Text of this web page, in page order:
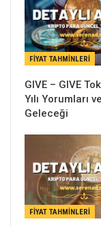
FIYAT TAHMINLERI
GIVE – GIVE
Yılı Yorumları ve
Geleceği
FIYAT TAHMINLERI